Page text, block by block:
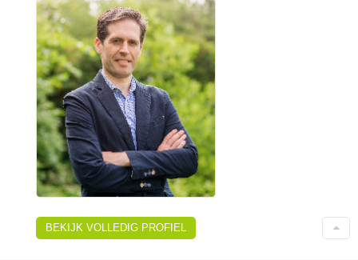
BEKIJK VOLLEDIG PROFIEL